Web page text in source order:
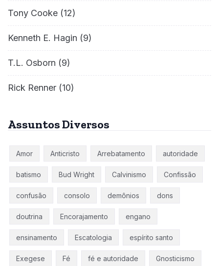
Tony Cooke (12)
Kenneth E. Hagin (9)
T.L. Osborn (9)
Rick Renner (10)
Assuntos Diversos
Amor Anticristo Arrebatamento autoridade
batismo Bud Wright Calvinismo Confissão
confusão consolo demônios dons
doutrina Encorajamento engano
ensinamento Escatologia espírito santo
Exegese Fé fé e autoridade Gnosticismo